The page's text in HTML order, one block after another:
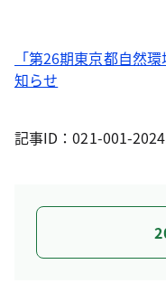
「第26期東京都自然
知らせ
記事ID：021-001-